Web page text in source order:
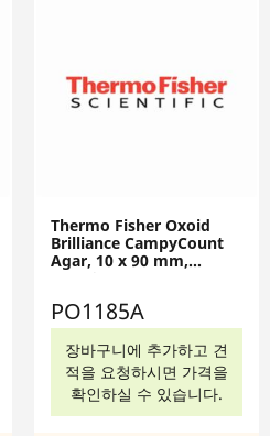
Thermo Fisher Oxoid
Brilliance CampyCount
Agar, 10 x 90 mm,
PO1185A
장바구니에 추가하고 견
적을 요청하시면 가격을
확인하실 수 있습니다.